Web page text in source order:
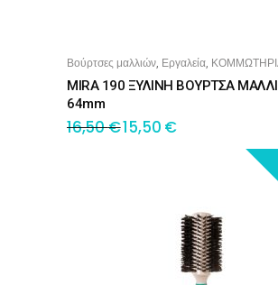
ΠΡΟΣΘΉΚΗ ΣΤΟ ΚΑΛΆΘΙ
Βούρτσες μαλλιών, Εργαλεία,
MIRA 190 ΞΥΛΙΝΗ ΒΟΥΡΤΣΑ
64mm
16,50€15,50 €